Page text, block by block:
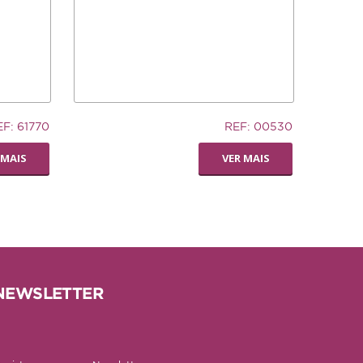
61770 REF: 00530
VER MAIS